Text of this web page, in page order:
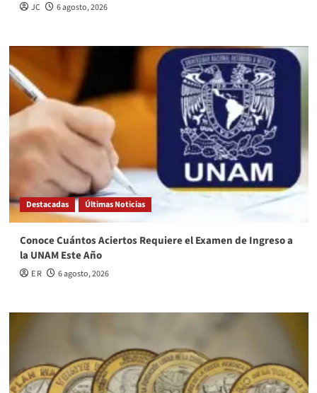
JC 6 agosto, 2026
Destacadas Últimas Noticias
Conoce Cuántos Aciertos Requiere el Examen de Ingreso a
la UNAM Este Año
E R 6 agosto, 2026